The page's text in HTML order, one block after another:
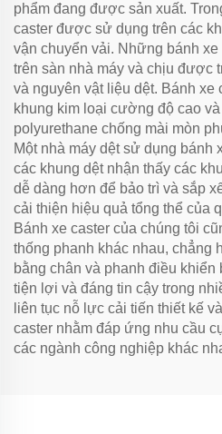
phẩm đang được sản xuất.
caster được sử dụng trên các
vận chuyển vải. Những bánh
trên sàn nhà máy và chịu được
và nguyên vật liệu dệt. Bánh xe
khung kim loại cường độ cao
polyurethane chống mài mòn
Một nhà máy dệt sử dụng bánh
các khung dệt nhận thấy các
dễ dàng hơn để bảo trì và sắp
cải thiện hiệu quả tổng thể của
Bánh xe caster của chúng tôi
thống phanh khác nhau, chẳng
bằng chân và phanh điều
tiện lợi và đáng tin cậy trong
liên tục nỗ lực cải tiến thiết kế
caster nhằm đáp ứng nhu cầu
các ngành công nghiệp khác